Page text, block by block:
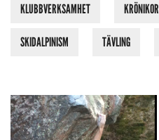
KLUBBVERKSAMHET KRÖNIKOR
SKIDALPINISM TÄVLING